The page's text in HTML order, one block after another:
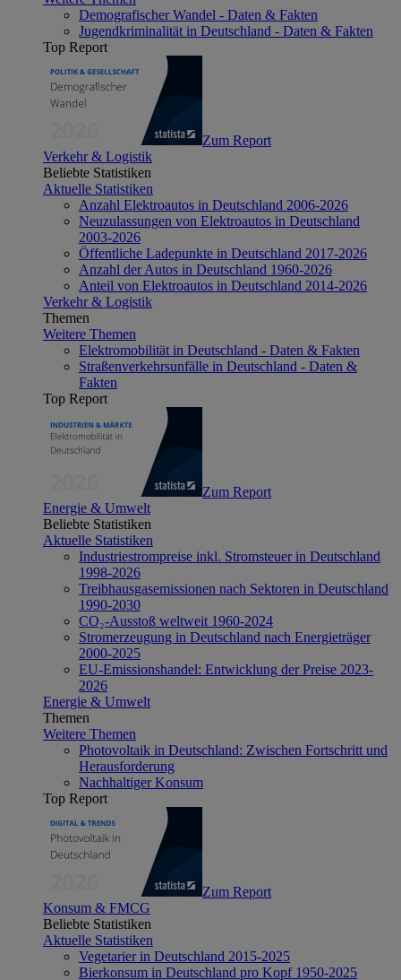
Demografischer Wandel - Daten & Fakten
Jugendkriminalität in Deutschland - Daten & Fakten
Top Report
Zum Report
Verkehr & Logistik
Beliebte Statistiken
Aktuelle Statistiken
Anzahl Elektroautos in Deutschland 2006-2026
Neuzulassungen von Elektroautos in Deutschland
2003-2026
Öffentliche Ladepunkte in Deutschland 2017-2026
Anzahl der Autos in Deutschland 1960-2026
Anteil von Elektroautos in Deutschland 2014-2026
Verkehr & Logistik
Themen
Weitere Themen
Elektromobilität in Deutschland - Daten & Fakten
Straßenverkehrsunfälle in Deutschland - Daten &
Fakten
Top Report
Zum Report
Energie & Umwelt
Beliebte Statistiken
Aktuelle Statistiken
Industriestrompreise inkl. Stromsteuer in Deutschland
1998-2026
Treibhausgasemissionen nach Sektoren in Deutschland
1990-2030
CO₂-Ausstoß weltweit 1960-2024
Stromerzeugung in Deutschland nach Energieträger
2000-2025
EU-Emissionshandel: Entwicklung der Preise 2023-
2026
Energie & Umwelt
Themen
Weitere Themen
Photovoltaik in Deutschland: Zwischen Fortschritt und
Herausforderung
Nachhaltiger Konsum
Top Report
Zum Report
Konsum & FMCG
Beliebte Statistiken
Aktuelle Statistiken
Vegetarier in Deutschland 2015-2025
Bierkonsum in Deutschland pro Kopf 1950-2025